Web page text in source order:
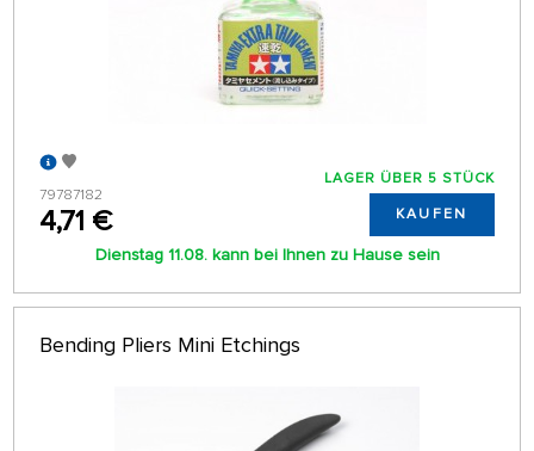
79787182
4,71 €
LAGER ÜBER 5 STÜCK
KAUFEN
Dienstag 11.08. kann bei Ihnen zu Hause sein
Bending Pliers Mini Etchings